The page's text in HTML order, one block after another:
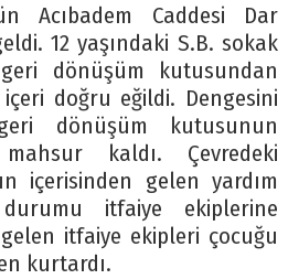
Acıbadem Caddesi Dar
12 yaşındaki S.B. sokak
dönüşüm kutusundan
doğru eğildi. Dengesini
dönüşüm kutusunun
kaldı. Çevredeki
içerisinden gelen yardım
itfaiye ekiplerine
itfaiye ekipleri çocuğu
kurtardı.